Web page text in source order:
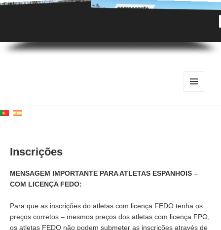
Inscrições
MENSAGEM IMPORTANTE PARA ATLETAS ESPANHOIS –
COM LICENÇA FEDO:
Para que as inscrições do atletas com licença FEDO tenha os
preços corretos – mesmos preços dos atletas com licença FPO,
os atletas FEDO não podem submeter as inscrições através de